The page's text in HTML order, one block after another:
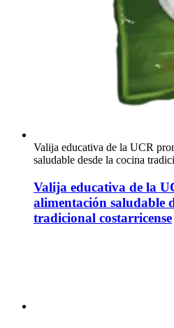
Valija educativa de la UCR
saludable desde la cocina
Valija educativa de la
alimentación saludable
tradicional costarricense